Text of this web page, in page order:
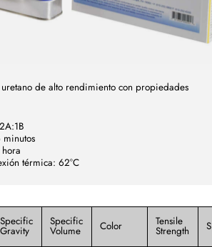
de alto rendimiento con propiedades
térmica: 62°C
Specific
Gravity
Specific
Volume Color Tensile
Strength